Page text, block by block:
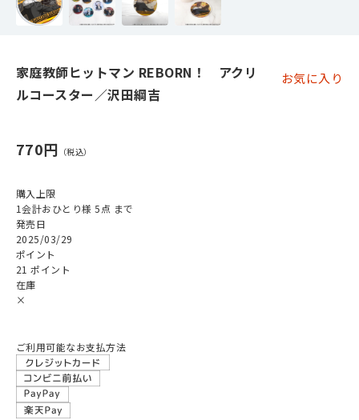
家庭教師ヒットマン REBORN！ アクリ
ルコースター／沢田綱吉
お気に入り
770円
購入上限
1会計おひとり様 5点 まで
発売日
2025/03/29
ポイント
21 ポイント
在庫
×
ご利用可能なお支払方法